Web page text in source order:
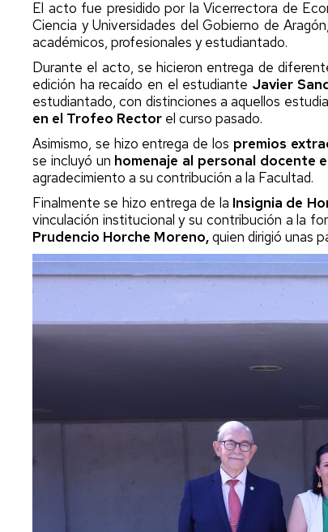
por
cambio
de
opción
de
exámenes
Evaluación
por
compensación
curricular
Trabajo
fin
de
grado
y
máster
Título
y
SET
Certificados
El acto fue presidido por la Vicerrectora de
Ciencia y Universidades del Gobierno de Aragón,
académicos, profesionales y estudiantado.
Durante el acto, se hicieron entrega de
edición ha recaído en el estudiante Javier
estudiantado, con distinciones a aquellos
en el Trofeo Rector el curso pasado.
Asimismo, se hizo entrega de los premios
se incluyó un homenaje al personal docente
agradecimiento a su contribución a la Facultad.
Finalmente se hizo entrega de la Insignia de
vinculación institucional y su contribución a la
Prudencio Horche Moreno,quien dirigió unas